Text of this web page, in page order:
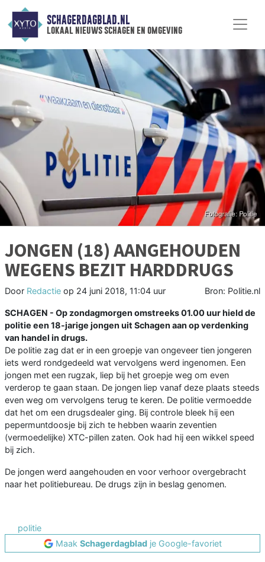
SCHAGERDAGBLAD.NL
lokaal nieuws schagen en omgeving
JONGEN (18) AANGEHOUDEN
WEGENS BEZIT HARDDRUGS
Door Redactie op 24 juni 2018, 11:04 uur Bron: Politie.nl
SCHAGEN - Op zondagmorgen omstreeks 01.00 uur hield de
politie een 18-jarige jongen uit Schagen aan op verdenking
van handel in drugs.
De politie zag dat er in een groepje van ongeveer tien jongeren
iets werd rondgedeeld wat vervolgens werd ingenomen. Een
jongen met een rugzak, liep bij het groepje weg om even
verderop te gaan staan. De jongen liep vanaf deze plaats steeds
even weg om vervolgens terug te keren. De politie vermoedde
dat het om een drugsdealer ging. Bij controle bleek hij een
pepermuntdoosje bij zich te hebben waarin zeventien
(vermoedelijke) XTC-pillen zaten. Ook had hij een wikkel speed
bij zich.
De jongen werd aangehouden en voor verhoor overgebracht
naar het politiebureau. De drugs zijn in beslag genomen.
politie
Maak Schagerdagbladje Google-favoriet